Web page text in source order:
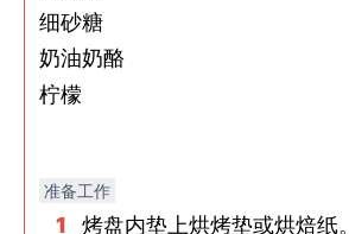
细砂糖
奶油奶酪
柠檬
准备工作
烤盘内垫上烘烤垫或烘焙纸。